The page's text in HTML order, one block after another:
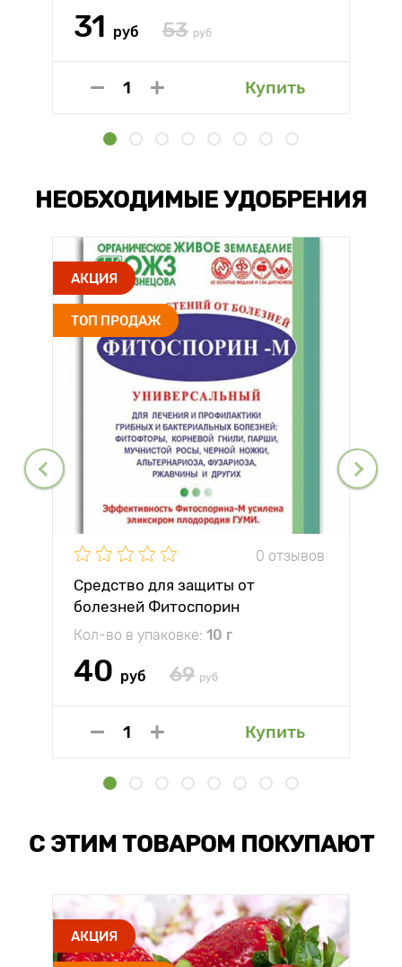
31 руб 53 руб
Купить
НЕОБХОДИМЫЕ УДОБРЕНИЯ
АКЦИЯ
ТОП ПРОДАЖ
0 отзывов
Средство для защиты от
болезней Фитоспорин
Кол-во в упаковке: 10 г
40 руб 69 руб
Купить
С ЭТИМ ТОВАРОМ ПОКУПАЮТ
АКЦИЯ